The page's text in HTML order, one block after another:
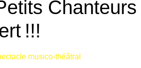
Chanteurs
!!!
musico-théâtral